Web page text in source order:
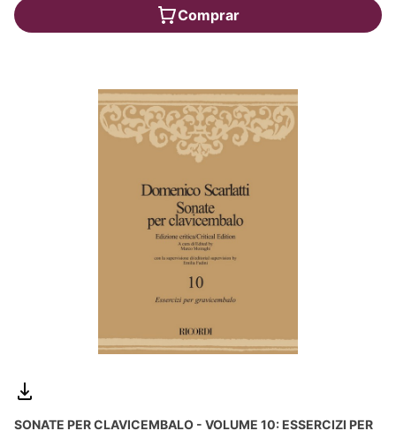
Comprar
SONATE PER CLAVICEMBALO - VOLUME 10: ESSERCIZI PER